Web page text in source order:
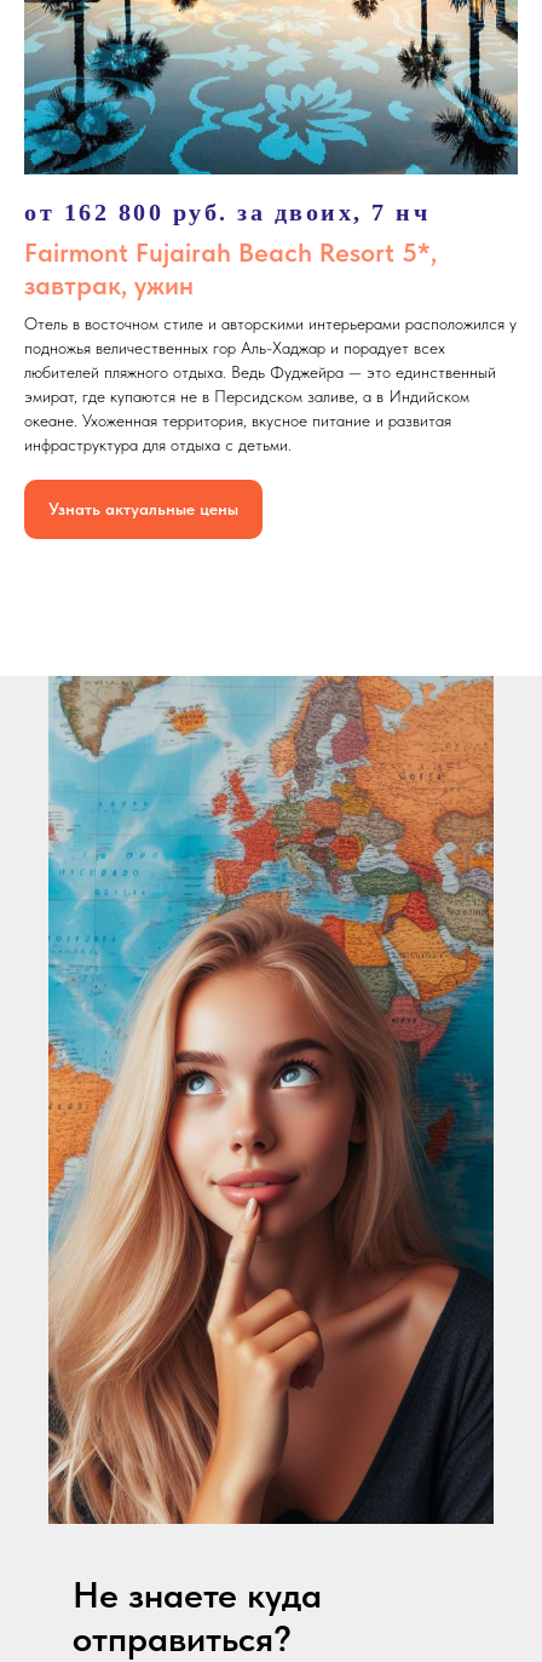
от 162 800 руб. за двоих, 7 нч
Fairmont Fujairah Beach Resort 5*,
завтрак, ужин
Отель в восточном стиле и авторскими интерьерами расположился у
подножья величественных гор Аль-Хаджар и порадует всех
любителей пляжного отдыха. Ведь Фуджейра — это единственный
эмират, где купаются не в Персидском заливе, а в Индийском
океане. Ухоженная территория, вкусное питание и развитая
инфраструктура для отдыха с детьми.
Узнать актуальные цены
Не знаете куда
отправиться?